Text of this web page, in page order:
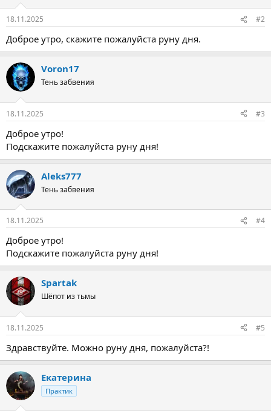
18.11.2025 #2
Доброе утро, скажите пожалуйста руну дня.
Voron17
Тень забвения
18.11.2025 #3
Доброе утро!
Подскажите пожалуйста руну дня!
Aleks777
Тень забвения
18.11.2025 #4
Доброе утро!
Подскажите пожалуйста руну дня!
Spartak
Шёпот из тьмы
18.11.2025 #5
Здравствуйте. Можно руну дня, пожалуйста?!
Екатерина
Практик